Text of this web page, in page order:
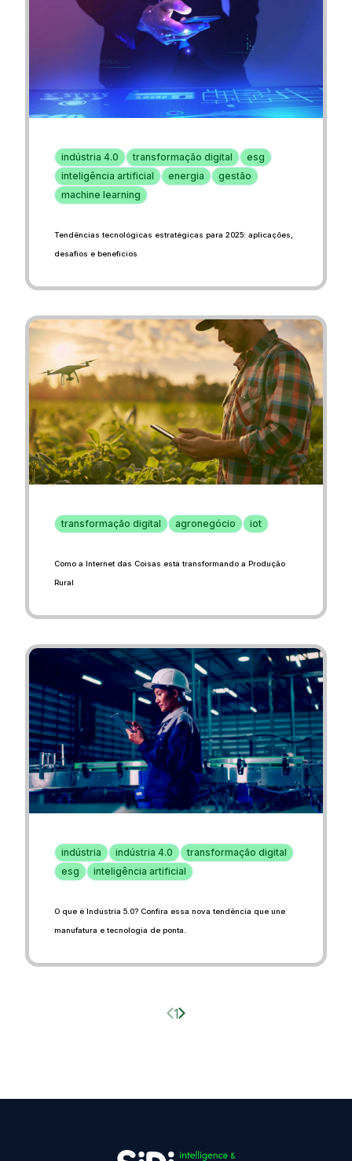
indústria 4.0 transformação digital
esg
inteligência artificial
energia
gestão
machine learning
Tendências tecnológicas estratégicas para 2025: aplicações,
desafios e benefícios
transformação digital agronegócio iot
Como a Internet das Coisas está transformando a Produção
Rural
indústria indústria 4.0
transformação digital
esg
inteligência artificial
O que é Indústria 5.0? Confira essa nova tendência que une
manufatura e tecnologia de ponta.
Página anterior
1 Próxima página